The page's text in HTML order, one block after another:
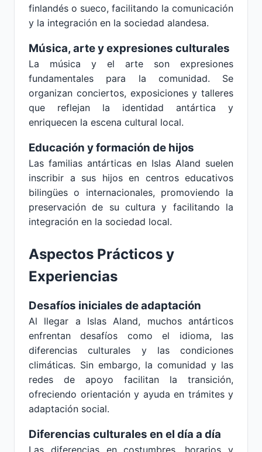
finlandés o sueco, facilitando la comunicación
y la integración en la sociedad alandesa.
Música, arte y expresiones culturales
La música y el arte son expresiones
fundamentales para la comunidad. Se
organizan conciertos, exposiciones y talleres
que reflejan la identidad antártica y
enriquecen la escena cultural local.
Educación y formación de hijos
Las familias antárticas en Islas Aland suelen
inscribir a sus hijos en centros educativos
bilingües o internacionales, promoviendo la
preservación de su cultura y facilitando la
integración en la sociedad local.
Aspectos Prácticos y
Experiencias
Desafíos iniciales de adaptación
Al llegar a Islas Aland, muchos antárticos
enfrentan desafíos como el idioma, las
diferencias culturales y las condiciones
climáticas. Sin embargo, la comunidad y las
redes de apoyo facilitan la transición,
ofreciendo orientación y ayuda en trámites y
adaptación social.
Diferencias culturales en el día a día
Las diferencias en costumbres, horarios y